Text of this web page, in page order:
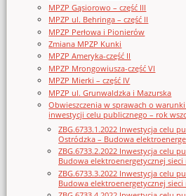
MPZP Gąsiorowo – część III
MPZP ul. Behringa – część II
MPZP Perłowa i Pionierów
Zmiana MPZP Kunki
MPZP Ameryka-część II
MPZP Mrongowiusza-część VI
MPZP Mierki – część IV
MPZP ul. Grunwaldzka i Mazurska
Obwieszczenia w sprawach o
inwestycji celu publicznego – rok
ZBG.6733.1.2022 Inwestycja celu
Ostródzka – Budowa
ZBG.6733.2.2022 Inwestycja celu
Budowa elektroenergetycznej sieci
ZBG.6733.3.2022 Inwestycja celu
Budowa elektroenergetycznej sieci